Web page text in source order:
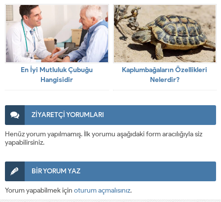
En İyi Mutluluk Çubuğu
Hangisidir
Kaplumbağaların Özellikleri
Nelerdir?
ZİYARETÇİ YORUMLARI
Henüz yorum yapılmamış. İlk yorumu aşağıdaki form aracılığıyla siz
yapabilirsiniz.
BİR YORUM YAZ
Yorum yapabilmek için oturum açmalısınız.